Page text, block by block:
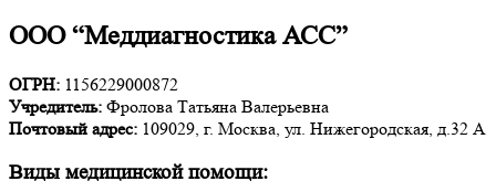
ООО “Меддиагностика АСС”
ОГРН: 1156229000872
Учредитель: Фролова Татьяна Валерьевна
Почтовый адрес: 109029, г. Москва, ул. Нижегородская, д.32 А
Виды медицинской помощи: